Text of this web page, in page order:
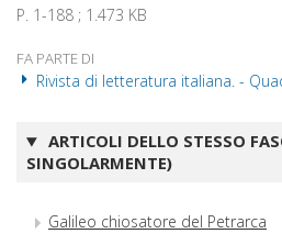
P. 1-188 ; 1.473 KB
FA PARTE DI
Rivista di letteratura italiana. -
ARTICOLI DELLO STESSO
SINGOLARMENTE)
Galileo chiosatore del Petrarca